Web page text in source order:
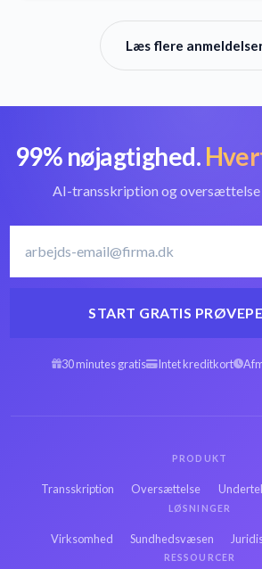
Læs flere
99% nøjagtighed.
AI-transskription og oversættelse
START GRATIS
30 minutes gratis Intet kreditkort
PRODUKT
Transskription Oversættelse
LØSNINGER
Virksomhed Sundhedsvæsen
RESSOURCER